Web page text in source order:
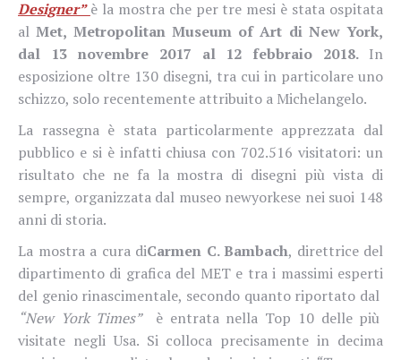
Designer” è la mostra che per tre mesi è stata ospitata
alMet, Metropolitan Museum of Art di New York,
dal 13 novembre 2017 al 12 febbraio 2018. In
esposizione oltre 130 disegni, tra cui in particolare uno
schizzo, solo recentemente attribuito a Michelangelo.
La rassegna è stata particolarmente apprezzata dal
pubblico e si è infatti chiusa con 702.516 visitatori: un
risultato che ne fa la mostra di disegni più vista di
sempre, organizzata dal museo newyorkese nei suoi 148
anni di storia.
La mostra a cura diCarmen C. Bambach, direttrice del
dipartimento di grafica del MET e tra i massimi esperti
del genio rinascimentale, secondo quanto riportato dal
“New York Times”
è entrata nella Top 10 delle più
visitate negli Usa. Si colloca precisamente in decima